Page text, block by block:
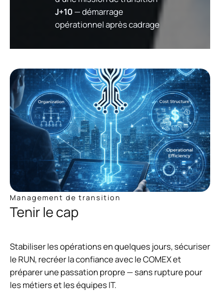
J+10 — démarrage
opérationnel après cadrage
Management de transition
Tenir le cap
Stabiliser les opérations en quelques jours, sécuriser
le RUN, recréer la confiance avec le COMEX et
préparer une passation propre — sans rupture pour
les métiers et les équipes IT.